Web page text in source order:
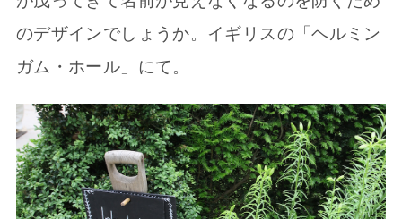
のデザインでしょうか。イギリスの「ヘルミン
ガム・ホール」にて。